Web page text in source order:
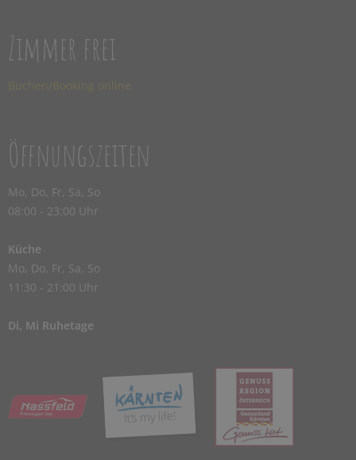
Zimmer frei
Öffnungszeiten
Mo, Do, Fr, Sa, So
08:00 - 23:00 Uhr
Küche
Mo, Do, Fr, Sa, So
11:30 - 21:00 Uhr
Di, Mi Ruhetage